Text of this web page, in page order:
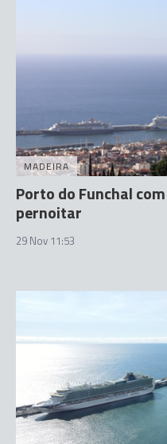
MADEIRA
Porto do Funchal
pernoitar
29 Nov 11:53